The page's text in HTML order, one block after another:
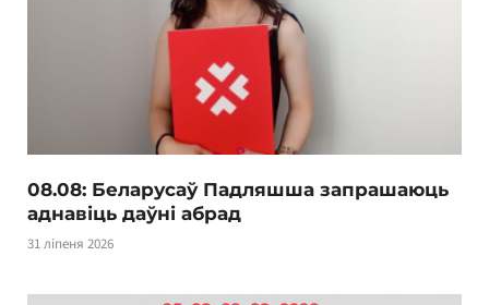
08.08: Беларусаў Падляшша запрашаюць
аднавіць даўні абрад
31 ліпеня 2026